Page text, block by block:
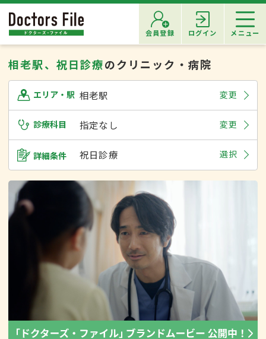
会員登録 ログイン メニュー
相老駅、祝日診療のクリニック・病院
エリア・駅 相老駅 変更
診療科目 指定なし 変更
詳細条件 祝日診療 選択